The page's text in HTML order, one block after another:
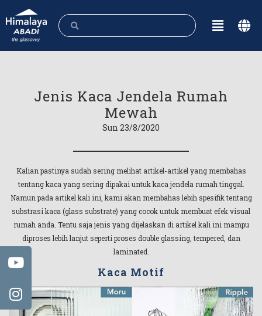
Jenis Kaca Jendela Rumah
Mewah
Sun 23/8/2020
Kalian pastinya sudah sering melihat artikel-artikel yang membahas
tentang kaca yang sering dipakai untuk kaca jendela rumah tinggal.
Namun pada artikel kali ini, kami akan membahas lebih spesifik tentang
substrasi kaca (glass substrate) yang cocok untuk membuat efek visual
rumah anda. Tentu saja jenis yang dijelaskan di artikel kali ini mampu
diproses lebih lanjut seperti proses double glassing, tempered, dan
laminated.
Kaca Motif